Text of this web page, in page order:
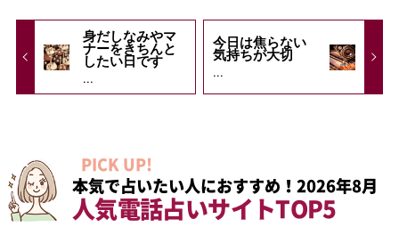
身だしなみやマ
ナーをきちんと
したい日です
...
今日は焦らない
気持ちが大切
...
PICK UP!
本気で占いたい人におすすめ！2026年8月
人気電話占いサイトTOP5